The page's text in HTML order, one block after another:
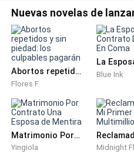
distingo si aparece algún
doy clic a una y me lleva a
de Rogelio Robles,
así que
bueno su nombre al
son las suyas y aquí si lo
Le doy clic y veo su perfil,
Robles, dice que es
encanta el beisbol y hacer
Nuevas novelas de
Abortos repetidos y sin piedad: los culpables pagarán
Flores F.
Blue Ink
Matrimonio Por Contrato Una Esposa de Mentira
Yingiola Midnight